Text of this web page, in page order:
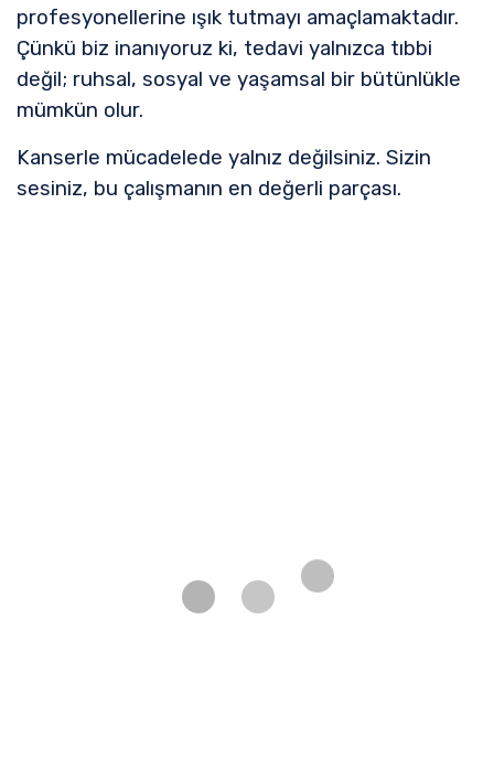
profesyonellerine ışık tutmayı amaçlamaktadır.
Çünkü biz inanıyoruz ki, tedavi yalnızca tıbbi
değil; ruhsal, sosyal ve yaşamsal bir bütünlükle
mümkün olur.
Kanserle mücadelede yalnız değilsiniz. Sizin
sesiniz, bu çalışmanın en değerli parçası.